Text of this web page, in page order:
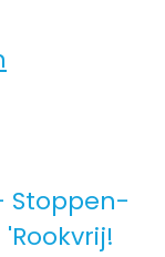
Stoppen-